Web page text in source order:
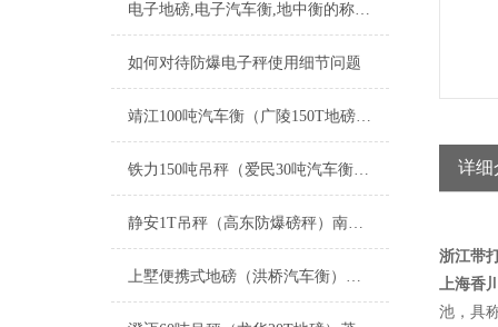
电子地磅,电子汽车衡,地中衡的称重原理
如何对待防爆电子秤使用细节问题
靖江100吨汽车衡（广陵150T地磅）溧阳防爆秤）盐都200吨吊秤维修
铁力150吨吊秤（爱民30吨汽车衡）鸡西200吨地磅）昂昂溪轴重秤维修
静安1T吊秤（高东防爆磅秤）南城电子叉车秤（玉山5T地磅）老港地磅维修
上墅便携式地磅（洪桥汽车衡）钟管防爆秤（梧桐地磅）凤凰便携式汽车衡维修
详细
浙江带
上海香
池，具